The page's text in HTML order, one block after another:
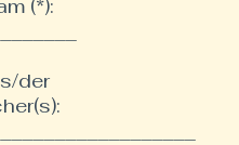
(*):
der